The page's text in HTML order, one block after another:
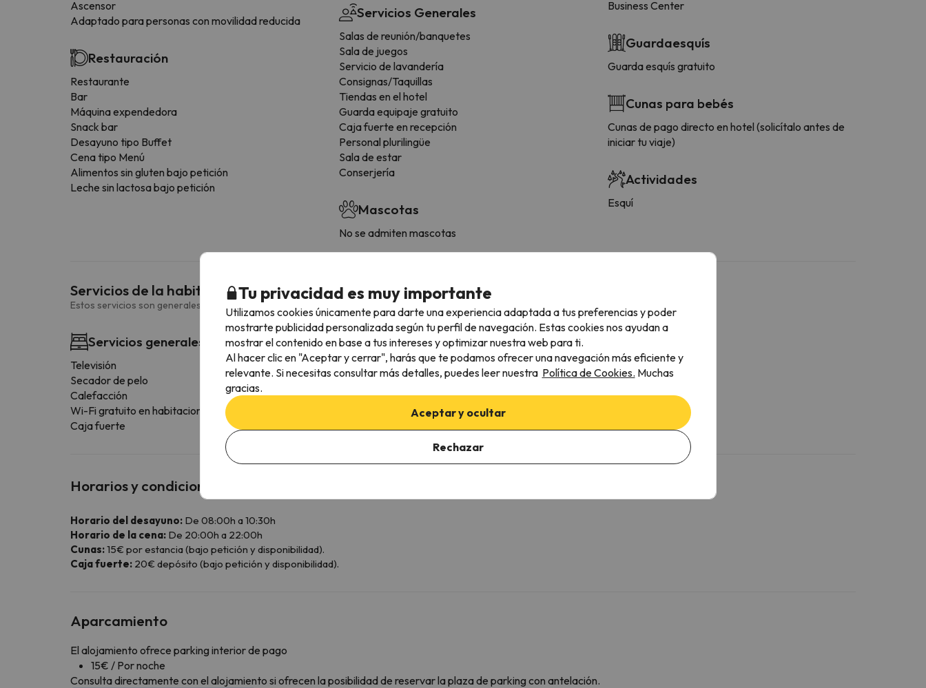
Ascensor
Adaptado para personas con movilidad reducida
Restauración
Restaurante
Bar
Máquina expendedora
Snack bar
Desayuno tipo Buffet
Cena tipo Menú
Alimentos sin gluten bajo petición
Leche sin lactosa bajo petición
Servicios Generales
Salas de reunión/banquetes
Sala de juegos
Servicio de lavandería
Consignas/Taquillas
Tiendas en el hotel
Guarda equipaje gratuito
Caja fuerte en recepción
Personal plurilingüe
Sala de estar
Conserjería
Mascotas
No se admiten mascotas
Business Center
Guardaesquís
Guarda esquís gratuito
Cunas para bebés
Cunas de pago directo en hotel (solicítalo antes de
iniciar tu viaje)
Actividades
Esquí
Servicios de la habitación
Estos servicios son generales y pueden variar según la tipología de habitación.
Servicios generales habitación
Televisión
Secador de pelo
Calefacción
Wi-Fi gratuito en habitaciones
Caja fuerte
Baño
Bañera
WC
Amenities
Mini-nevera de pago
Horarios y condiciones especiales
Horario del desayuno: De 08:00h a 10:30h
Horario de la cena: De 20:00h a 22:00h
Cunas:15€ por estancia (bajo petición y disponibilidad).
Caja fuerte: 20€ depósito (bajo petición y disponibilidad).
Aparcamiento
El alojamiento ofrece parking interior de pago
15€ / Por noche
Consulta directamente con el alojamiento si ofrecen la posibilidad de reservar la plaza de parking con antelación.
Tu privacidad es muy importante
Utilizamos cookies únicamente para darte una experiencia adaptada a tus preferencias y poder
mostrarte publicidad personalizada según tu perfil de navegación. Estas cookies nos ayudan a
mostrar el contenido en base a tus intereses y optimizar nuestra web para ti.
Al hacer clic en "Aceptar y cerrar", harás que te podamos ofrecer una navegación más eficiente y
relevante. Si necesitas consultar más detalles, puedes leer nuestra Política de Cookies. Muchas
gracias.
Aceptar y ocultar
Rechazar